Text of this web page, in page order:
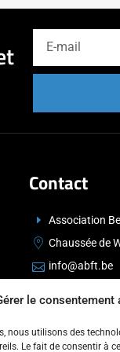
le consentement
nous utilisons des
Le fait de consentir à
Contact
Association
Chaussée de
info@abft.be